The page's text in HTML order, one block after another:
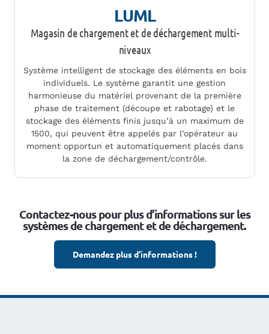
LUML
Magasin de chargement et de déchargement multi-
niveaux
Système intelligent de stockage des éléments en bois
individuels. Le système garantit une gestion
harmonieuse du matériel provenant de la première
phase de traitement (découpe et rabotage) et le
stockage des éléments finis jusqu’à un maximum de
1500, qui peuvent être appelés par l’opérateur au
moment opportun et automatiquement placés dans
la zone de déchargement/contrôle.
Contactez-nous pour plus d’informations sur les
systèmes de chargement et de déchargement.
Demandez plus d’informations !